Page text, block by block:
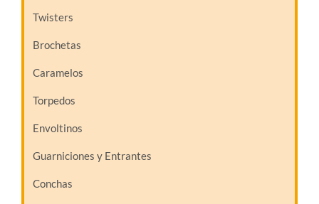
Twisters
Brochetas
Caramelos
Torpedos
Envoltinos
Guarniciones y Entrantes
Conchas